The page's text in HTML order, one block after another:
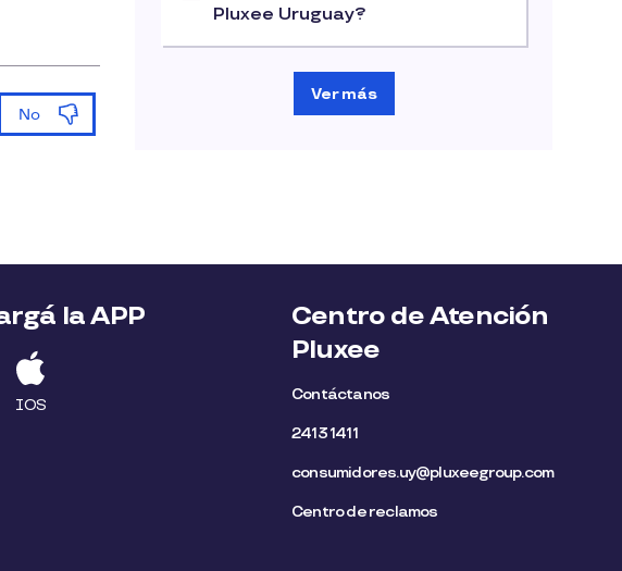
Pluxee Uruguay?
Ver más
la APP
IOS
Centro de Atención
Pluxee
Contáctanos
2413 1411
consumidores.uy@pluxeegroup.com
Centro de reclamos